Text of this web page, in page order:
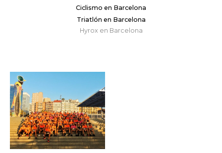
Ciclismo en Barcelona
Triatlón en Barcelona
Hyrox en Barcelona